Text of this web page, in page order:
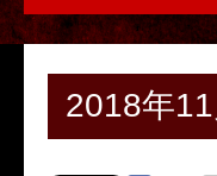
2018年